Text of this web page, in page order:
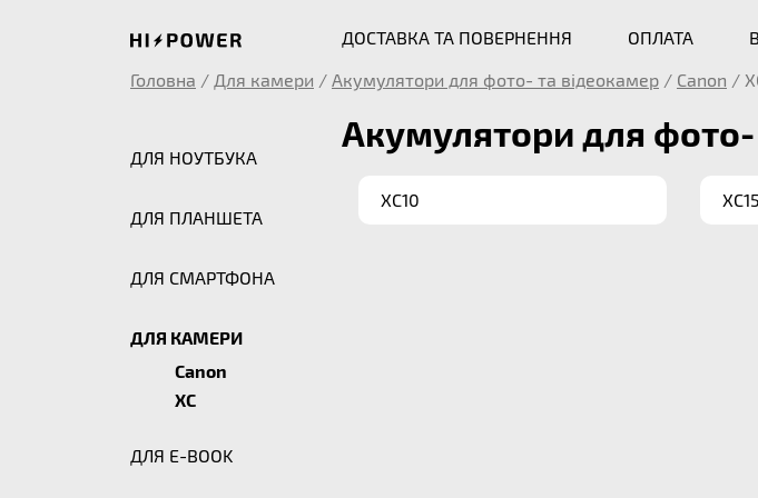
ДОСТАВКА ТА ПОВЕРНЕННЯ ОПЛАТА
Головна / Для камери / Акумулятори для фото- та відеокамер / Canon /
ДЛЯ НОУТБУКА
ДЛЯ ПЛАНШЕТА
ДЛЯ СМАРТФОНА
ДЛЯ КАМЕРИ
Canon
XC
ДЛЯ E-BOOK
Акумулятори для фото-
XC10 XC15